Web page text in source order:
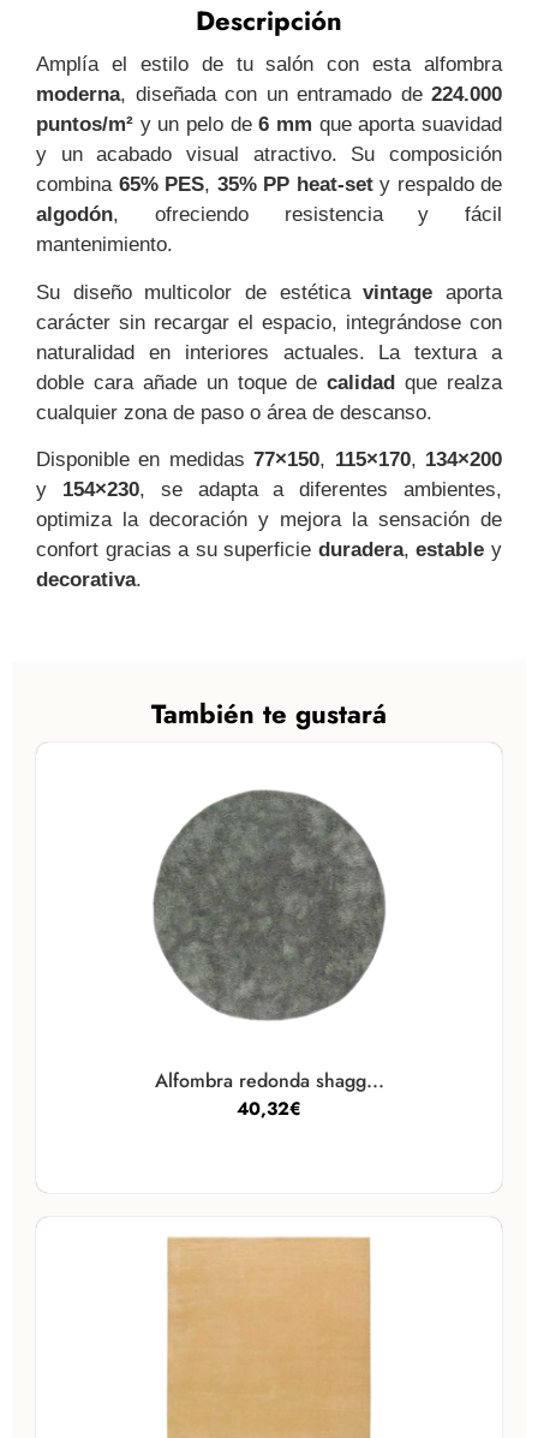
Descripción
Amplía el estilo de tu salón con esta alfombra
moderna, diseñada con un entramado de 224.000
puntos/m² y un pelo de6 mm que aporta suavidad
y un acabado visual atractivo. Su composición
combina 65% PES, 35% PP heat-sety respaldo de
algodón, ofreciendo resistencia y fácil
mantenimiento.
Su diseño multicolor de estéticavintage aporta
carácter sin recargar el espacio, integrándose con
naturalidad en interiores actuales. La textura a
doble cara añade un toque decalidad que realza
cualquier zona de paso o área de descanso.
Disponible en medidas77×150, 115×170, 134×200
y 154×230, se adapta a diferentes ambientes,
optimiza la decoración y mejora la sensación de
confort gracias a su superficie duradera,estable y
decorativa.
También te gustará
Alfombra redonda shagg...
40,32€